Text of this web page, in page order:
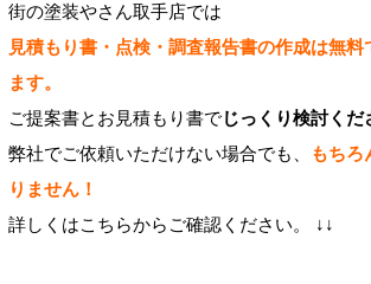
街の塗装やさん取手店では
見積もり書・点検・調査報告書の作成は無料
ます。
ご提案書とお見積もり書でじっくり検討くだ
弊社でご依頼いただけない場合でも、
もちろ
りません！
詳しくはこちらからご確認ください。 ↓↓